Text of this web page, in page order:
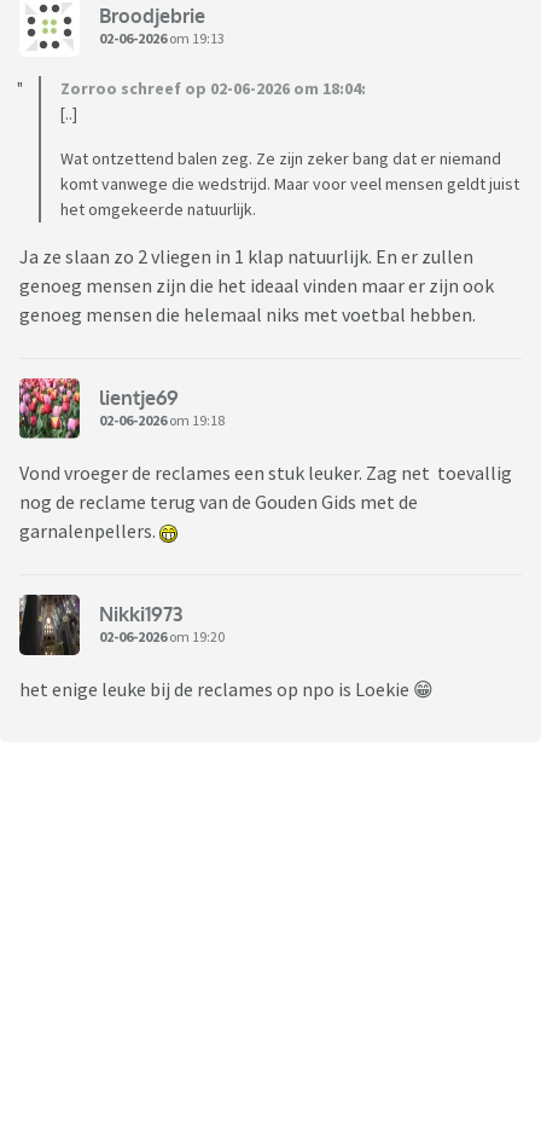
Broodjebrie
02-06-2026om 19:13
Zorroo schreef op 02-06-2026 om 18:04:
[..]
Wat ontzettend balen zeg. Ze zijn zeker bang dat er niemand
komt vanwege die wedstrijd. Maar voor veel mensen geldt juist
het omgekeerde natuurlijk.
Ja ze slaan zo 2 vliegen in 1 klap natuurlijk. En er zullen
genoeg mensen zijn die het ideaal vinden maar er zijn ook
genoeg mensen die helemaal niks met voetbal hebben.
lientje69
02-06-2026om 19:18
Vond vroeger de reclames een stuk leuker. Zag net toevallig
nog de reclame terug van de Gouden Gids met de
garnalenpellers.
Nikki1973
02-06-2026om 19:20
het enige leuke bij de reclames op npo is Loekie 😁